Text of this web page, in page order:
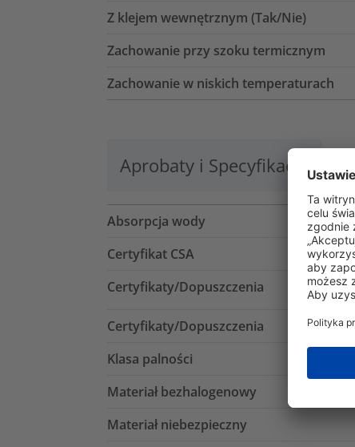
Z klejem wewnętrznym (Tak/Nie)
Zachowanie przy szoku termicznym
Zachowanie w niskich temperaturach
Aprobaty i Specyfikacje
Absorpcja wody
Certyfikat CSA
Certyfikaty/Dopuszczenia
Certyfikaty/Dopuszczenia
Klasa palności
Materiał bezhalogenowy
Materiał niebezpieczny